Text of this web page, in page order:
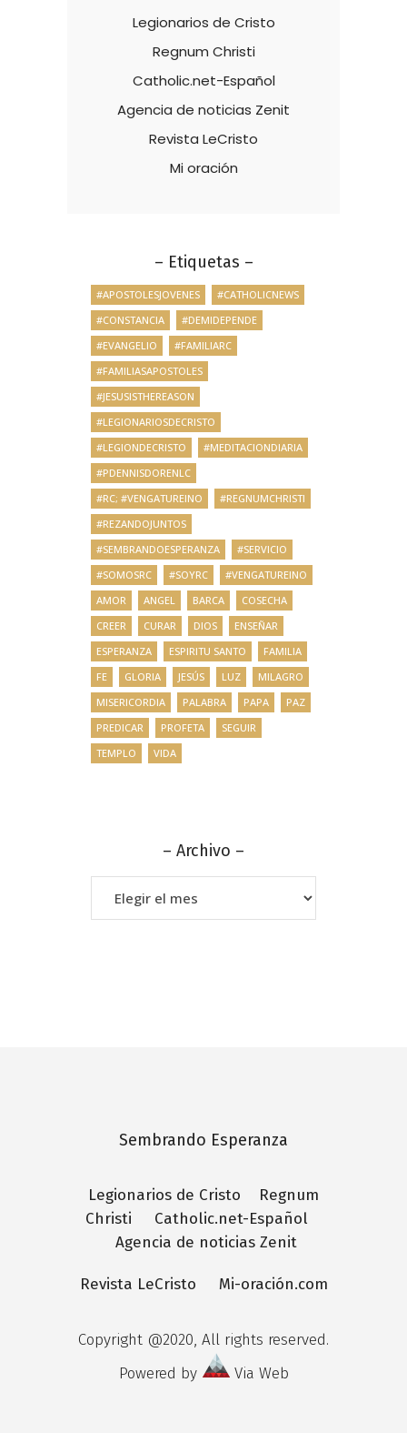
Legionarios de Cristo
Regnum Christi
Catholic.net-Español
Agencia de noticias Zenit
Revista LeCristo
Mi oración
– Etiquetas –
#APOSTOLESJOVENES
#CATHOLICNEWS
#CONSTANCIA
#DEMIDEPENDE
#EVANGELIO
#FAMILIARC
#FAMILIASAPOSTOLES
#JESUSISTHEREASON
#LEGIONARIOSDECRISTO
#LEGIONDECRISTO
#MEDITACIONDIARIA
#PDENNISDORENLC
#RC; #VENGATUREINO
#REGNUMCHRISTI
#REZANDOJUNTOS
#SEMBRANDOESPERANZA
#SERVICIO
#SOMOSRC
#SOYRC
#VENGATUREINO
AMOR
ANGEL BARCA
COSECHA
CREER
CURAR DIOS
ENSEÑAR
ESPERANZA
ESPIRITU SANTO
FAMILIA
FE
GLORIA JESÚS LUZ
MILAGRO
MISERICORDIA
PALABRA PAPA
PAZ
PREDICAR
PROFETA
SEGUIR
TEMPLO
VIDA
– Archivo –
–
Archivo
–
Sembrando Esperanza
Legionarios de Cristo Regnum
Christi
Catholic.net-Español
Agencia de noticias Zenit
Revista LeCristo Mi-oración.com
Copyright @2020, All rights reserved.
Powered by
Via Web